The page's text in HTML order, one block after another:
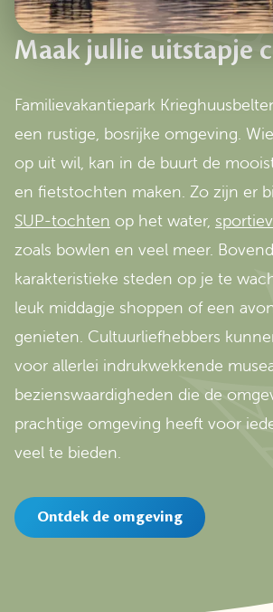
Maak jullie uitstapje
Familievakantiepark
een rustige, bosrijke omgeving.
op uit wil, kan in de buurt de
en fietstochten maken. Zo zijn er
SUP-tochten op het water,
zoals bowlen en veel meer.
karakteristieke steden op je te
leuk middagje shoppen of een
genieten. Cultuurliefhebbers
voor allerlei indrukwekkende
bezienswaardigheden die de
prachtige omgeving heeft voor
veel te bieden.
Ontdek de omgeving